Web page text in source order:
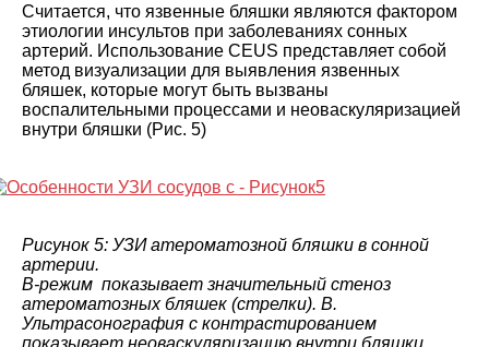
Считается, что язвенные бляшки являются фактором
этиологии инсультов при заболеваниях сонных
артерий. Использование CEUS представляет собой
метод визуализации для выявления язвенных
бляшек, которые могут быть вызваны
воспалительными процессами и неоваскуляризацией
внутри бляшки (Рис. 5)
Рисунок 5: УЗИ атероматозной бляшки в сонной
артерии.
B-режим показывает значительный стеноз
атероматозных бляшек (стрелки). B.
Ультрасонография с контрастированием
показывает неоваскуляризацию внутри бляшки